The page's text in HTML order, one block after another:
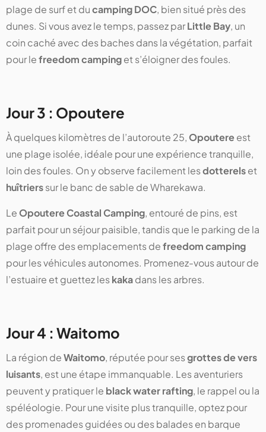
plage de surf et ducamping DOC, bien situé près des
dunes. Si vous avez le temps, passez parLittle Bay, un
coin caché avec des baches dans la végétation, parfait
pour lefreedom campinget s’éloigner des foules.
Jour 3 : Opoutere
À quelques kilomètres de l’autoroute 25, Opoutereest
une plage isolée, idéale pour une expérience tranquille,
loin des foules. On y observe facilement lesdotterelset
huîtrierssur le banc de sable de Wharekawa.
Le Opoutere Coastal Camping, entouré de pins, est
parfait pour un séjour paisible, tandis que le parking de la
plage offre des emplacements defreedom camping
pour les véhicules autonomes. Promenez-vous autour de
l’estuaire et guettez leskakadans les arbres.
Jour 4 : Waitomo
La région deWaitomo, réputée pour sesgrottes de vers
luisants, est une étape immanquable. Les aventuriers
peuvent y pratiquer le black water rafting, le rappel ou la
spéléologie. Pour une visite plus tranquille, optez pour
des promenades guidées ou des balades en barque